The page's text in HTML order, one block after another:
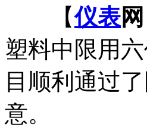
【仪表
塑料中限用
目顺利通过
意。